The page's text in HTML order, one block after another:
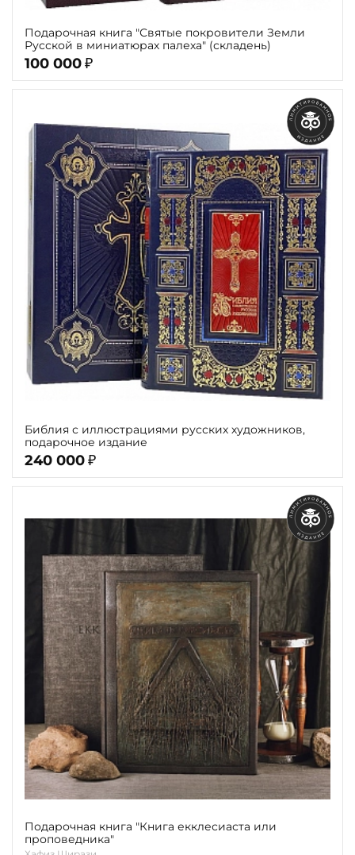
Подарочная книга "Святые покровители Земли
Русской в миниатюрах палеха" (складень)
100 000 ₽
Библия с иллюстрациями русских художников,
подарочное издание
240 000 ₽
Подарочная книга "Книга екклесиаста или
проповедника"